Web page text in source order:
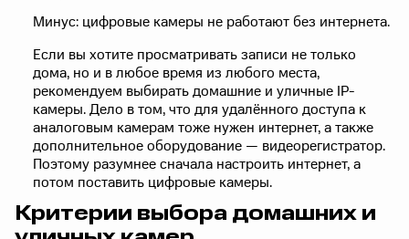
Минус: цифровые камеры не работают без интернета.
Если вы хотите просматривать записи не только
дома, но и в любое время из любого места,
рекомендуем выбирать домашние и уличные IP-
камеры. Дело в том, что для удалённого доступа к
аналоговым камерам тоже нужен интернет, а также
дополнительное оборудование — видеорегистратор.
Поэтому разумнее сначала настроить интернет, а
потом поставить цифровые камеры.
Критерии выбора домашних и